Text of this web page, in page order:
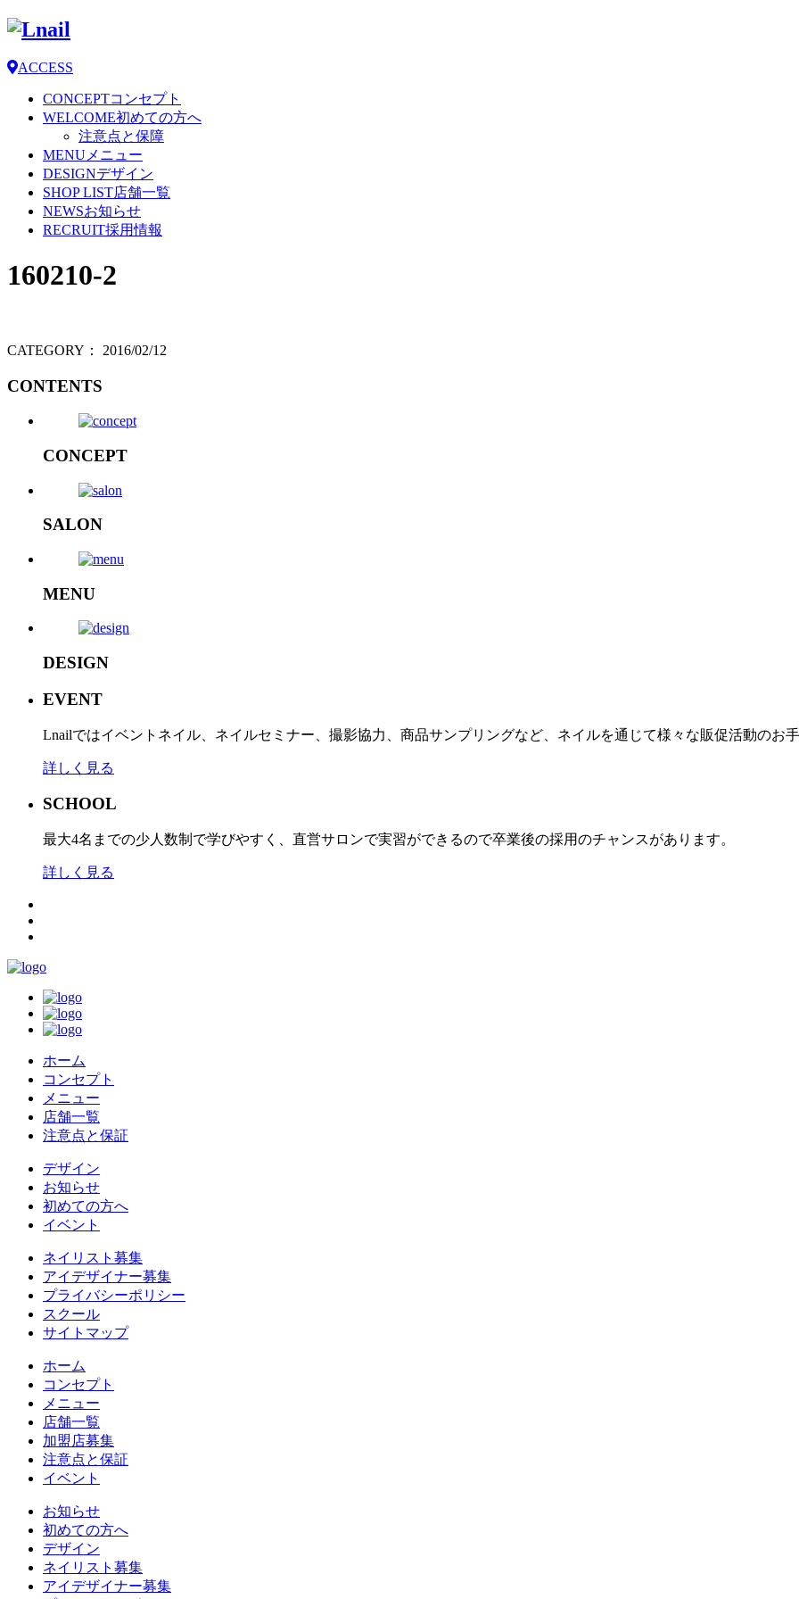
ACCESS
CONCEPTコンセプト
WELCOME初めての方へ
注意点と保障
MENU メニュー
DESIGNデザイン
SHOP LIST店舗一覧
NEWSお知らせ
RECRUIT採用情報
160210-2
CATEGORY： 2016/02/12
CONTENTS
CONCEPT
SALON
MENU
DESIGN
EVENT
Lnailではイベントネイル、ネイルセミナー、撮影協力、商品サンプリングなど、ネイルを通じて様々な販促活動のお手
詳しく見る
SCHOOL
最大4名までの少人数制で学びやすく、直営サロンで実習ができるので卒業後の採用のチャンスがあります。
詳しく見る
ホーム
コンセプト
メニュー
店舗一覧
注意点と保証
デザイン
お知らせ
初めての方へ
イベント
ネイリスト募集
アイデザイナー募集
プライバシーポリシー
スクール
サイトマップ
ホーム
コンセプト
メニュー
店舗一覧
加盟店募集
注意点と保証
イベント
お知らせ
初めての方へ
デザイン
ネイリスト募集
アイデザイナー募集